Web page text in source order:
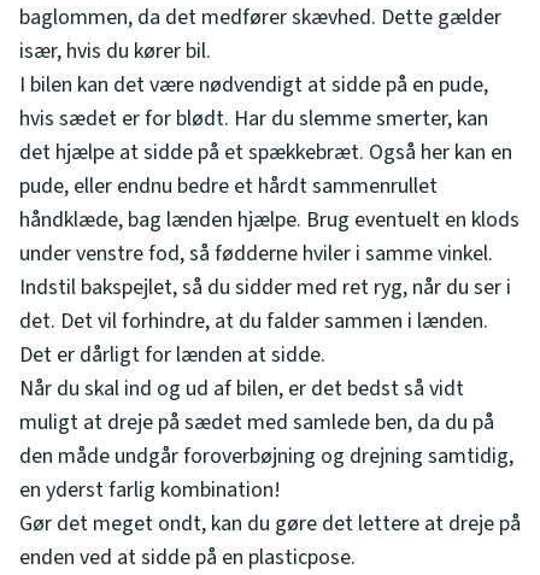
baglommen, da det medfører skævhed. Dette gælder
især, hvis du kører bil.
I bilen kan det være nødvendigt at sidde på en pude,
hvis sædet er for blødt. Har du slemme smerter, kan
det hjælpe at sidde på et spækkebræt. Også her kan en
pude, eller endnu bedre et hårdt sammenrullet
håndklæde, bag lænden hjælpe. Brug eventuelt en klods
under venstre fod, så fødderne hviler i samme vinkel.
Indstil bakspejlet, så du sidder med ret ryg, når du ser i
det. Det vil forhindre, at du falder sammen i lænden.
Det er dårligt for lænden at sidde.
Når du skal ind og ud af bilen, er det bedst så vidt
muligt at dreje på sædet med samlede ben, da du på
den måde undgår foroverbøjning og drejning samtidig,
en yderst farlig kombination!
Gør det meget ondt, kan du gøre det lettere at dreje på
enden ved at sidde på en plasticpose.